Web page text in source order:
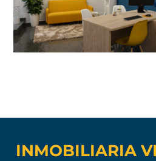
INMOBILIARIA